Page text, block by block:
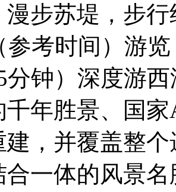
漫步苏堤，步
参考时间）游
分钟）深度游
千年胜景、国
建，并覆盖整
合一体的风景